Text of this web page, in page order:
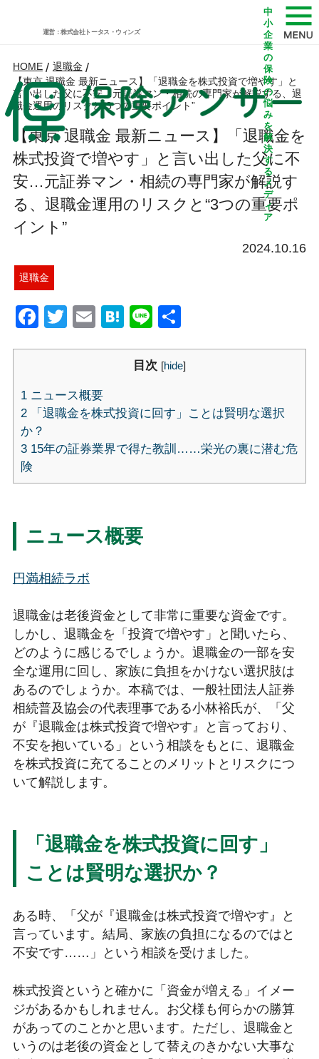
運営：株式会社トータス・ウィンズ
中
小
企
業
の
保
険
の
悩
み
を
解
決
す
る
メ
デ
ィ
ア
HOME / 退職金 /
【東京 退職金 最新ニュース】「退職金を株式投資で増やす」と
言い出した父に不安…元証券マン・相続の専門家が解説する、退
職金運用のリスクと“3つの重要ポイント”
【東京 退職金 最新ニュース】「退職金を
株式投資で増やす」と言い出した父に不
安…元証券マン・相続の専門家が解説す
る、退職金運用のリスクと“3つの重要ポ
イント”
2024.10.16
退職金
Facebook
Twitter
EmailHatena
Line共
目次 [hide]
1ニュース概要
2「退職金を株式投資に回す」ことは賢明な選択
か？
315年の証券業界で得た教訓……栄光の裏に潜む危
険
ニュース概要
円満相続ラボ
退職金は老後資金として非常に重要な資金です。
しかし、退職金を「投資で増やす」と聞いたら、
どのように感じるでしょうか。退職金の一部を安
全な運用に回し、家族に負担をかけない選択肢は
あるのでしょうか。本稿では、一般社団法人証券
相続普及協会の代表理事である小林裕氏が、「父
が『退職金は株式投資で増やす』と言っており、
不安を抱いている」という相談をもとに、退職金
を株式投資に充てることのメリットとリスクにつ
いて解説します。
「退職金を株式投資に回す」
ことは賢明な選択か？
ある時、「父が『退職金は株式投資で増やす』と
言っています。結局、家族の負担になるのではと
不安です……」という相談を受けました。
株式投資というと確かに「資金が増える」イメー
ジがあるかもしれません。お父様も何らかの勝算
があってのことかと思います。ただし、退職金と
いうのは老後の資金として替えのきかない大事な